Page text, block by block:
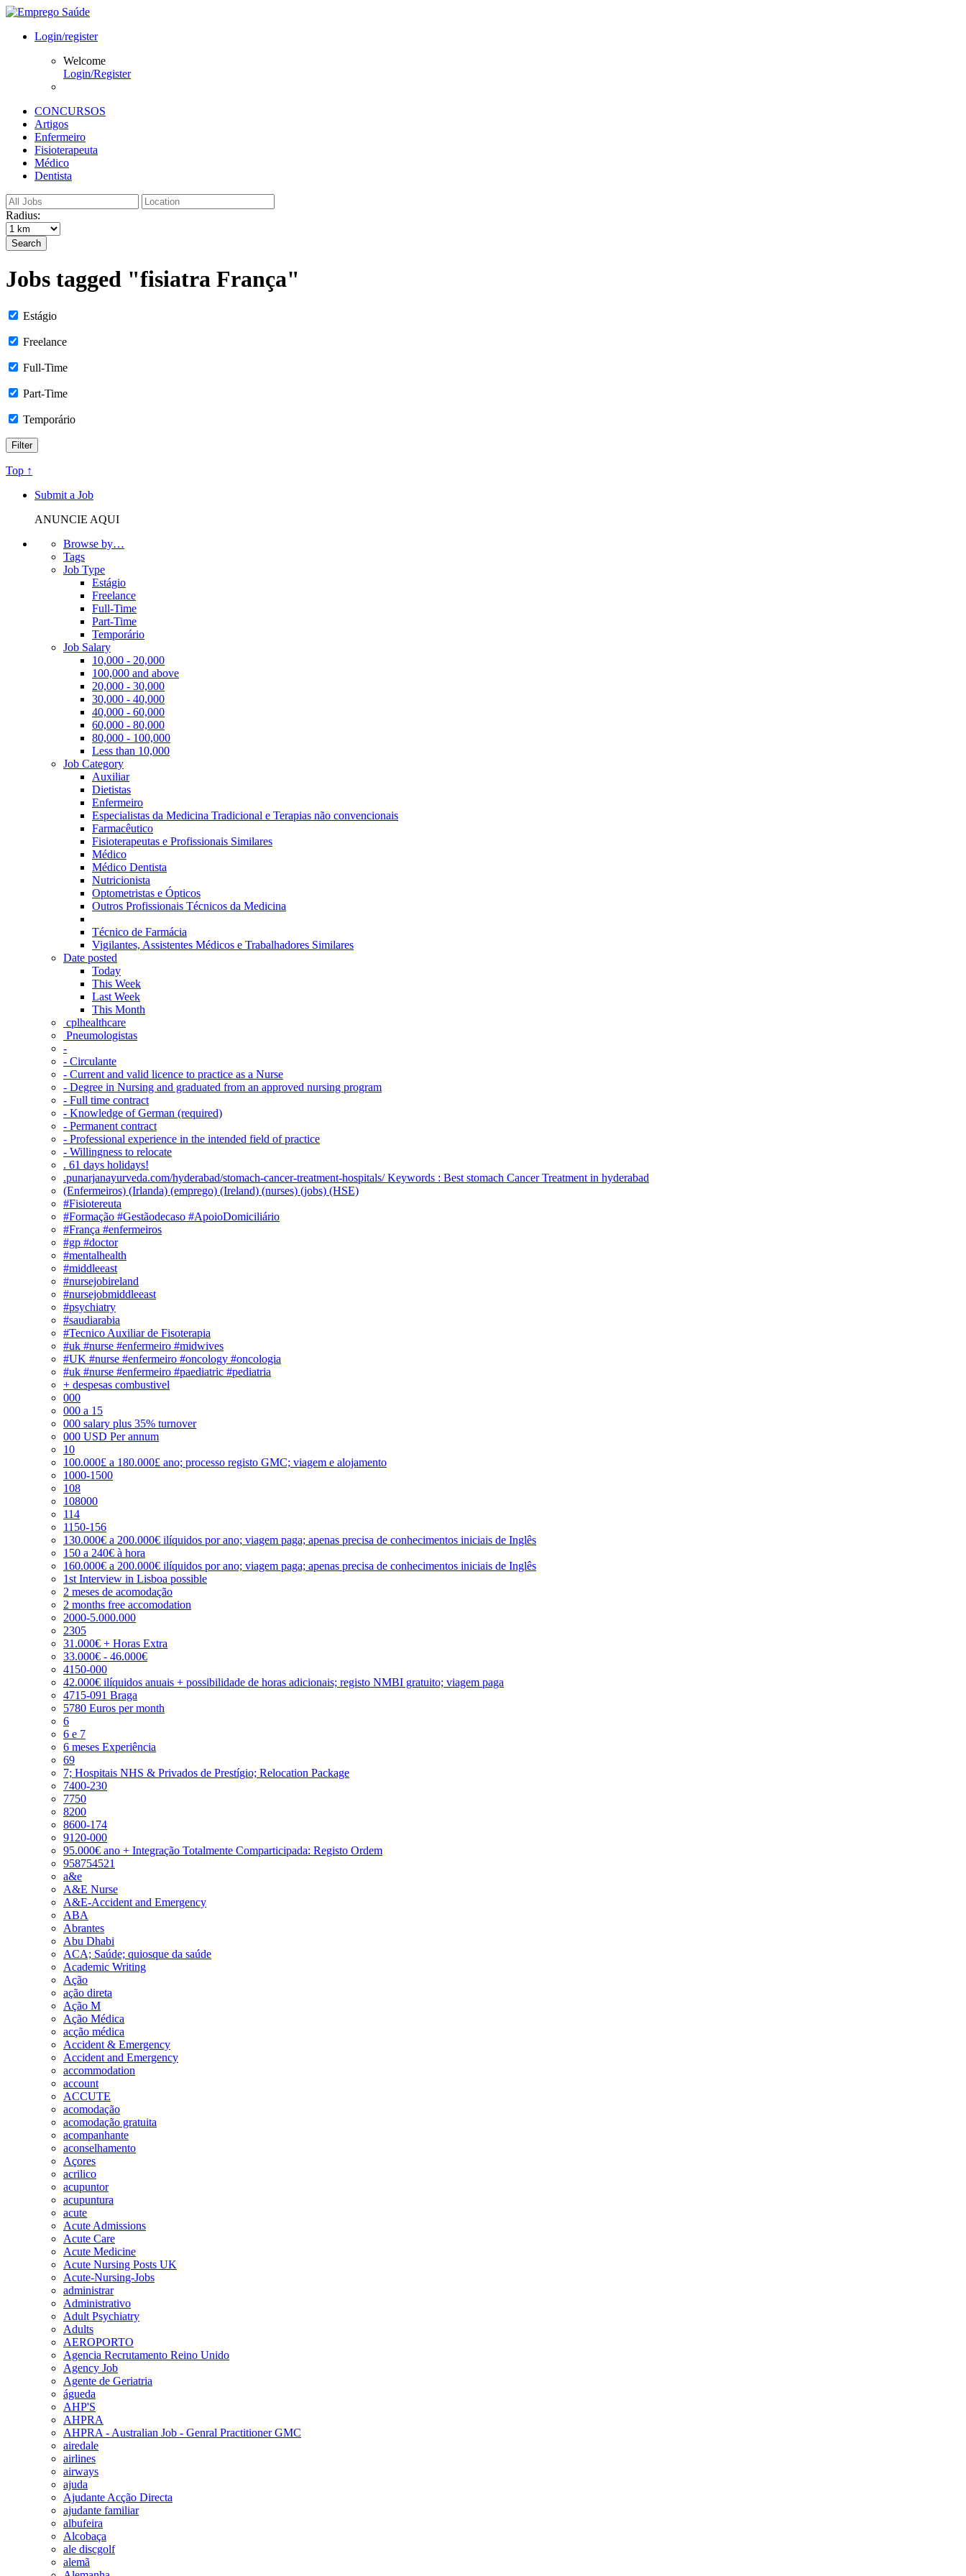
Login/register
Welcome
Login/Register
CONCURSOS
Artigos
Enfermeiro
Fisioterapeuta
Médico
Dentista
Radius:
Search
Jobs tagged "fisiatra França"
Estágio
Freelance
Full-Time
Part-Time
Temporário
Top ↑
Submit a Job
ANUNCIE AQUI
Browse by…
Tags
Job Type
Estágio
Freelance
Full-Time
Part-Time
Temporário
Job Salary
10,000 - 20,000
100,000 and above
20,000 - 30,000
30,000 - 40,000
40,000 - 60,000
60,000 - 80,000
80,000 - 100,000
Less than 10,000
Job Category
Auxiliar
Dietistas
Enfermeiro
Especialistas da Medicina Tradicional e Terapias não convencionais
Farmacêutico
Fisioterapeutas e Profissionais Similares
Médico
Médico Dentista
Nutricionista
Optometristas e Ópticos
Outros Profissionais Técnicos da Medicina
Técnico de Farmácia
Vigilantes, Assistentes Médicos e Trabalhadores Similares
Date posted
Today
This Week
Last Week
This Month
‎ cplhealthcare‬
Pneumologistas
-
- Circulante
- Current and valid licence to practice as a Nurse
- Degree in Nursing and graduated from an approved nursing program
- Full time contract
- Knowledge of German (required)
- Permanent contract
- Professional experience in the intended field of practice
- Willingness to relocate
. 61 days holidays!
.punarjanayurveda.com/hyderabad/stomach-cancer-treatment-hospitals/ Keywords : Best stomach Cancer Treatment in hyderabad
(Enfermeiros) (Irlanda) (emprego) (Ireland) (nurses) (jobs) (HSE)
#Fisiotereuta
#Formação #Gestãodecaso #ApoioDomiciliário
#França #enfermeiros
#gp #doctor
#mentalhealth
#middleeast
#nursejobireland
#nursejobmiddleeast
#psychiatry
#saudiarabia
#Tecnico Auxiliar de Fisoterapia
#uk #nurse #enfermeiro #midwives
#UK #nurse #enfermeiro #oncology #oncologia
#uk #nurse #enfermeiro #paediatric #pediatria
+ despesas combustivel
000
000 a 15
000 salary plus 35% turnover
000 USD Per annum
10
100.000£ a 180.000£ ano; processo registo GMC; viagem e alojamento
1000-1500
108
108000
114
1150-156
130.000€ a 200.000€ ilíquidos por ano; viagem paga; apenas precisa de conhecimentos iniciais de Inglês
150 a 240€ à hora
160.000€ a 200.000€ ilíquidos por ano; viagem paga; apenas precisa de conhecimentos iniciais de Inglês
1st Interview in Lisboa possible
2 meses de acomodação
2 months free accomodation
2000-5.000.000
2305
31.000€ + Horas Extra
33.000€ - 46.000€
4150-000
42.000€ ilíquidos anuais + possibilidade de horas adicionais; registo NMBI gratuito; viagem paga
4715-091 Braga
5780 Euros per month
6
6 e 7
6 meses Experiência
69
7; Hospitais NHS & Privados de Prestígio; Relocation Package
7400-230
7750
8200
8600-174
9120-000
95.000€ ano + Integração Totalmente Comparticipada: Registo Ordem
958754521
a&e
A&E Nurse
A&E-Accident and Emergency
ABA
Abrantes
Abu Dhabi
ACA; Saúde; quiosque da saúde
Academic Writing
Ação
ação direta
Ação M
Ação Médica
acção médica
Accident & Emergency
Accident and Emergency
accommodation
account
ACCUTE
acomodação
acomodação gratuita
acompanhante
aconselhamento
Açores
acrilico
acupuntor
acupuntura
acute
Acute Admissions
Acute Care
Acute Medicine
Acute Nursing Posts UK
Acute-Nursing-Jobs
administrar
Administrativo
Adult Psychiatry
Adults
AEROPORTO
Agencia Recrutamento Reino Unido
Agency Job
Agente de Geriatria
águeda
AHP'S
AHPRA
AHPRA - Australian Job - Genral Practitioner GMC
airedale
airlines
airways
ajuda
Ajudante Acção Directa
ajudante familiar
albufeira
Alcobaça
ale discgolf
alemã